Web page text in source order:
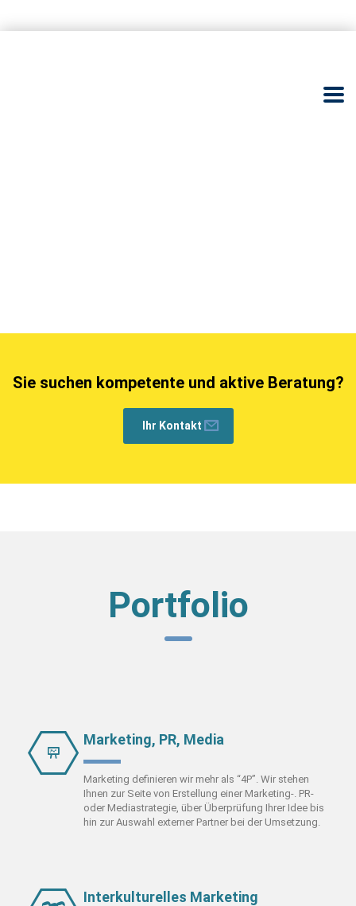
Sie suchen kompetente und aktive Beratung?
Ihr Kontakt
Portfolio
Marketing, PR, Media
Marketing definieren wir mehr als “4P”. Wir stehen
Ihnen zur Seite von Erstellung einer Marketing-. PR-
oder Mediastrategie, über Überprüfung Ihrer Idee bis
hin zur Auswahl externer Partner bei der Umsetzung.
Interkulturelles Marketing